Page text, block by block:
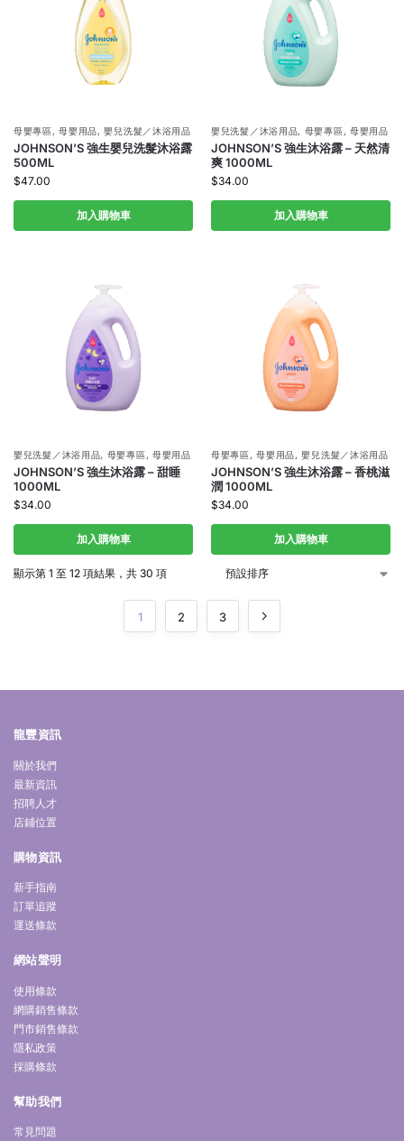
母嬰專區,母嬰用品,嬰兒洗髮／沐浴用品
JOHNSON’S 強生嬰兒洗髮沐浴露
500ML
$47.00
加入購物車
嬰兒洗髮／沐浴用品, 母嬰專區, 母嬰用品
JOHNSON’S 強生沐浴露 – 天然清
爽 1000ML
$34.00
加入購物車
嬰兒洗髮／沐浴用品, 母嬰專區, 母嬰用品
JOHNSON’S 強生沐浴露 – 甜睡
1000ML
$34.00
加入購物車
母嬰專區,母嬰用品,嬰兒洗髮／沐浴用品
JOHNSON’S 強生沐浴露 – 香桃滋
潤 1000ML
$34.00
加入購物車
顯示第 1 至 12 項結果，共 30 項
1 2 3
龍豐資訊
關於我們
最新資訊
招聘人才
店鋪位置
購物資訊
新手指南
訂單追蹤
運送條款
網站聲明
使用條款
網購銷售條款
門市銷售條款
隱私政策
採購條款
幫助我們
常見問題